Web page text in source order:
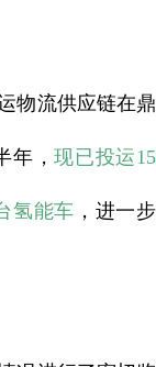
物流供应链在鼎
年，现已投运15
氢能车 ，进一步